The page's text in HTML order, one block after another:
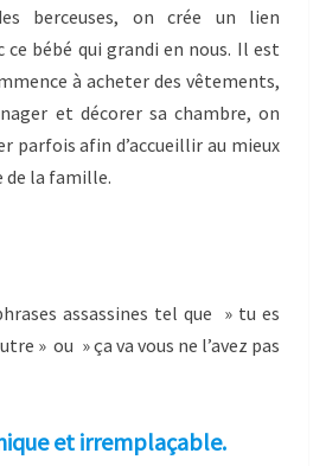
berceuses, on crée un lien
bébé qui grandi en nous. Il est
à acheter des vêtements,
et décorer sa chambre, on
parfois afin d’accueillir au mieux
de la famille.
assassines tel que » tu es
» ou » ça va vous ne l’avez pas
et irremplaçable.